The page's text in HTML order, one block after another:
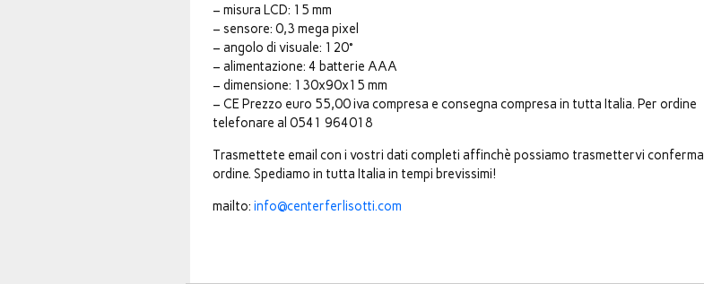
– misura LCD: 15 mm
– sensore: 0,3 mega pixel
– angolo di visuale: 120°
– alimentazione: 4 batterie AAA
– dimensione: 130x90x15 mm
– CE Prezzo euro 55,00 iva compresa e consegna compresa in tutta Italia. Per ordine
telefonare al 0541 964018
Trasmettete email con i vostri dati completi affinchè possiamo trasmettervi conferma
ordine. Spediamo in tutta Italia in tempi brevissimi!
mailto: info@centerferlisotti.com